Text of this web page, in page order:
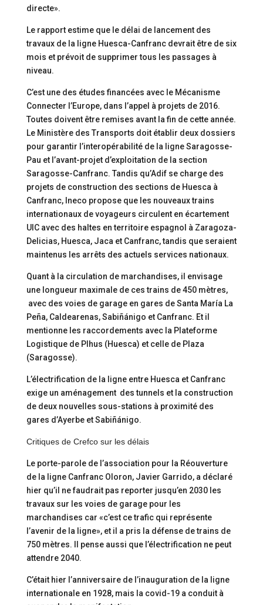
directe».
Le rapport estime que le délai de lancement des
travaux de la ligne Huesca-Canfranc devrait être de six
mois et prévoit de supprimer tous les passages à
niveau.
C’est une des études financées avec le Mécanisme
Connecter l’Europe, dans l’appel à projets de 2016.
Toutes doivent être remises avant la fin de cette année.
Le Ministère des Transports doit établir deux dossiers
pour garantir l’interopérabilité de la ligne Saragosse-
Pau et l’avant-projet d’exploitation de la section
Saragosse-Canfranc. Tandis qu’Adif se charge des
projets de construction des sections de Huesca à
Canfranc, Ineco propose que les nouveaux trains
internationaux de voyageurs circulent en écartement
UIC avec des haltes en territoire espagnol à Zaragoza-
Delicias, Huesca, Jaca et Canfranc, tandis que seraient
maintenus les arrêts des actuels services nationaux.
Quant à la circulation de marchandises, il envisage
une longueur maximale de ces trains de 450 mètres,
avec des voies de garage en gares de Santa María La
Peña, Caldearenas, Sabiñánigo et Canfranc. Et il
mentionne les raccordements avec la Plateforme
Logistique de Plhus (Huesca) et celle de Plaza
(Saragosse).
L’électrification de la ligne entre Huesca et Canfranc
exige un aménagement des tunnels et la construction
de deux nouvelles sous-stations à proximité des
gares d’Ayerbe et Sabiñánigo.
Critiques de Crefco sur les délais
Le porte-parole de l’association pour la Réouverture
de la ligne Canfranc Oloron, Javier Garrido, a déclaré
hier qu’il ne faudrait pas reporter jusqu’en 2030 les
travaux sur les voies de garage pour les
marchandises car «c’est ce trafic qui représente
l’avenir de la ligne», et il a pris la défense de trains de
750 mètres. Il pense aussi que l’électrification ne peut
attendre 2040.
C’était hier l’anniversaire de l’inauguration de la ligne
internationale en 1928, mais la covid-19 a conduit à